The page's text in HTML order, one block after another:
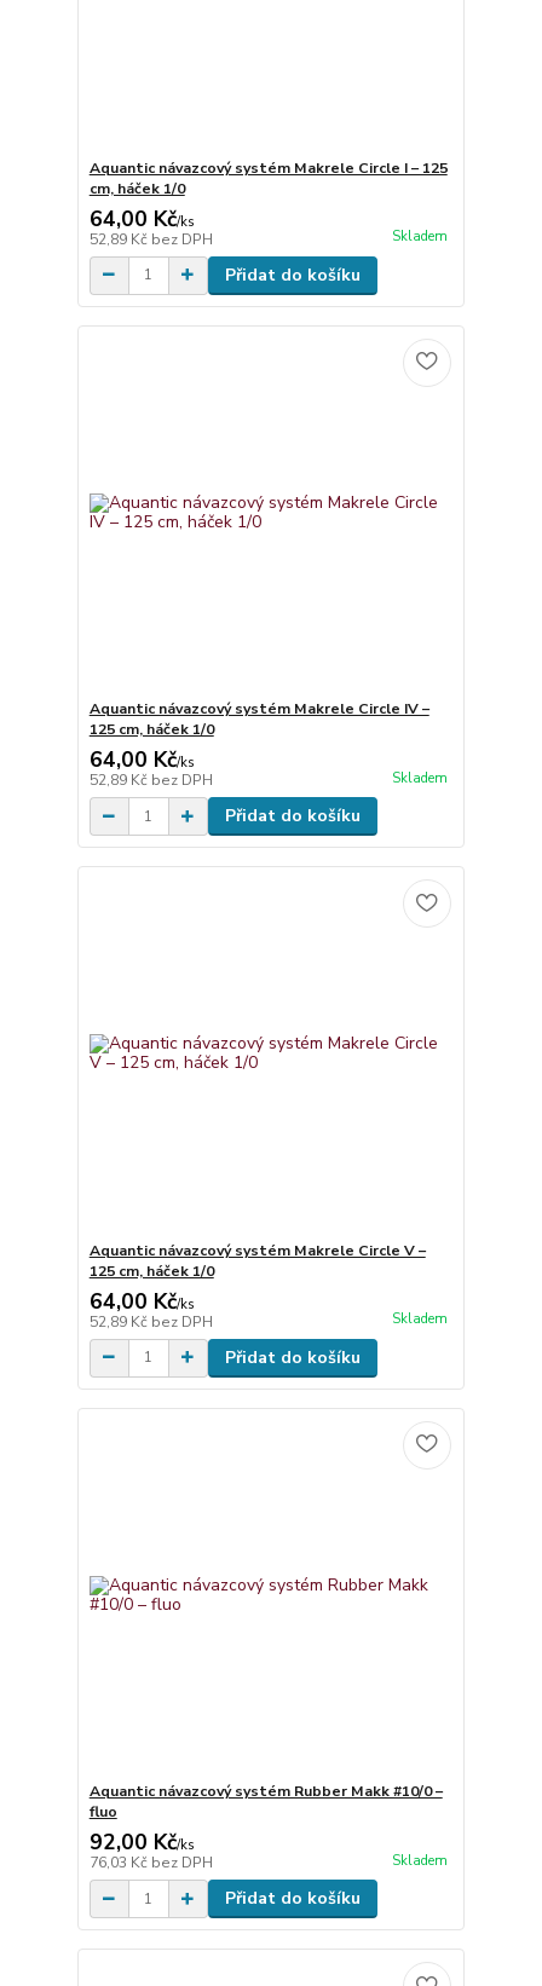
Aquantic návazcový systém Makrele Circle I – 125
cm, háček 1/0
64,00 Kč/ks
52,89 Kč bez DPH Skladem
Přidat do košíku
Aquantic návazcový systém Makrele Circle IV –
125 cm, háček 1/0
64,00 Kč/ks
52,89 Kč bez DPH Skladem
Přidat do košíku
Aquantic návazcový systém Makrele Circle V –
125 cm, háček 1/0
64,00 Kč/ks
52,89 Kč bez DPH Skladem
Přidat do košíku
Aquantic návazcový systém Rubber Makk #10/0 –
fluo
92,00 Kč/ks
76,03 Kč bez DPH Skladem
Přidat do košíku